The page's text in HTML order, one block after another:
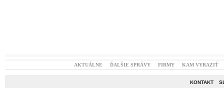
AKTUÁLNE ĎALŠIE SPRÁVY FIRMY KAM VYRAZIŤ
KONTAKT